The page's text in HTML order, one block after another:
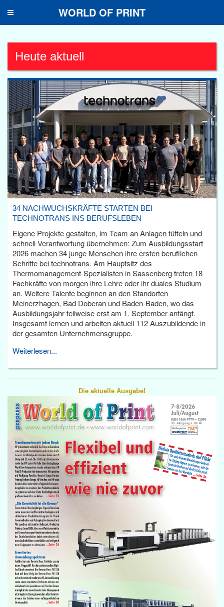
Toggle
WORLD OF PRINT
Heute aktuell
34 NACHWUCHSKRÄFTE STARTEN BEI
TECHNOTRANS INS BERUFSLEBEN
Eigene Projekte gestalten, im Team an Anlagen tüfteln und
schnell Verantwortung übernehmen: Zum Ausbildungsstart
2026 machen 34 junge Menschen ihre ersten beruflichen
Schritte bei technotrans. Am Hauptsitz des
Thermomanagement-Spezialisten in Sassenberg treten 18
Fachkräfte von morgen ihre Lehre oder ihr duales Studium
an. Weitere Talente beginnen an den Standorten
Meinerzhagen, Bad Doberan und Baden-Baden, wo das
Ausbildungsjahr teilweise erst am 1. September anfängt.
Insgesamt lernen und arbeiten aktuell 112 Auszubildende in
der gesamten Unternehmensgruppe.
Weiterlesen...
Die aktuelle Ausgabe!